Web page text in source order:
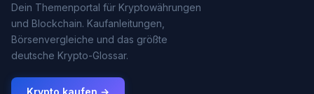
Dein Themenportal für Kryptowährungen
und Blockchain. Kaufanleitungen,
Börsenvergleiche und das größte
deutsche Krypto-Glossar.
Krypto kaufen →